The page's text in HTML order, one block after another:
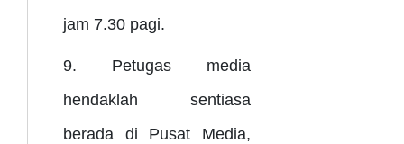
jam 7.30 pagi.
9. Petugas media
hendaklah sentiasa
berada di Pusat Media,